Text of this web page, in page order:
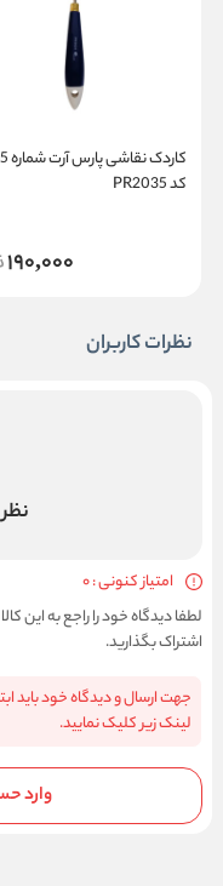
کد PR2035
190,000
نظرات کاربران
امتیاز کنونی : 0
لطفا دیدگاه خود را راجع به این
اشتراک بگذارید.
جهت ارسال و دیدگاه خود باید
لینک زیر کلیک نمایید.
وارد